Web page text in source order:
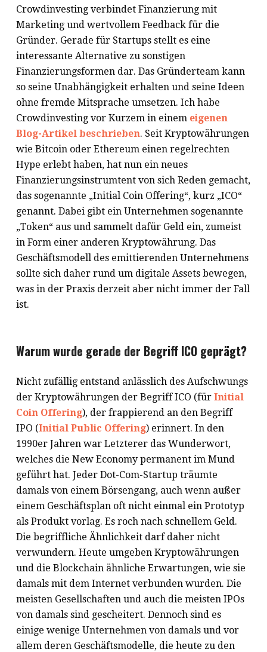
Crowdinvesting verbindet Finanzierung mit
Marketing und wertvollem Feedback für die
Gründer. Gerade für Startups stellt es eine
interessante Alternative zu sonstigen
Finanzierungsformen dar. Das Gründerteam kann
so seine Unabhängigkeit erhalten und seine Ideen
ohne fremde Mitsprache umsetzen. Ich habe
Crowdinvesting vor Kurzem in einem eigenen
Blog-Artikel beschrieben. Seit Kryptowährungen
wie Bitcoin oder Ethereum einen regelrechten
Hype erlebt haben, hat nun ein neues
Finanzierungsinstrumtent von sich Reden gemacht,
das sogenannte „Initial Coin Offering“, kurz „ICO“
genannt. Dabei gibt ein Unternehmen sogenannte
„Token“ aus und sammelt dafür Geld ein, zumeist
in Form einer anderen Kryptowährung. Das
Geschäftsmodell des emittierenden Unternehmens
sollte sich daher rund um digitale Assets bewegen,
was in der Praxis derzeit aber nicht immer der Fall
ist.
Warum wurde gerade der Begriff ICO geprägt?
Nicht zufällig entstand anlässlich des Aufschwungs
der Kryptowährungen der Begriff ICO (für Initial
Coin Offering), der frappierend an den Begriff
IPO (Initial Public Offering) erinnert. In den
1990er Jahren war Letzterer das Wunderwort,
welches die New Economy permanent im Mund
geführt hat. Jeder Dot-Com-Startup träumte
damals von einem Börsengang, auch wenn außer
einem Geschäftsplan oft nicht einmal ein Prototyp
als Produkt vorlag. Es roch nach schnellem Geld.
Die begriffliche Ähnlichkeit darf daher nicht
verwundern. Heute umgeben Kryptowährungen
und die Blockchain ähnliche Erwartungen, wie sie
damals mit dem Internet verbunden wurden. Die
meisten Gesellschaften und auch die meisten IPOs
von damals sind gescheitert. Dennoch sind es
einige wenige Unternehmen von damals und vor
allem deren Geschäftsmodelle, die heute zu den